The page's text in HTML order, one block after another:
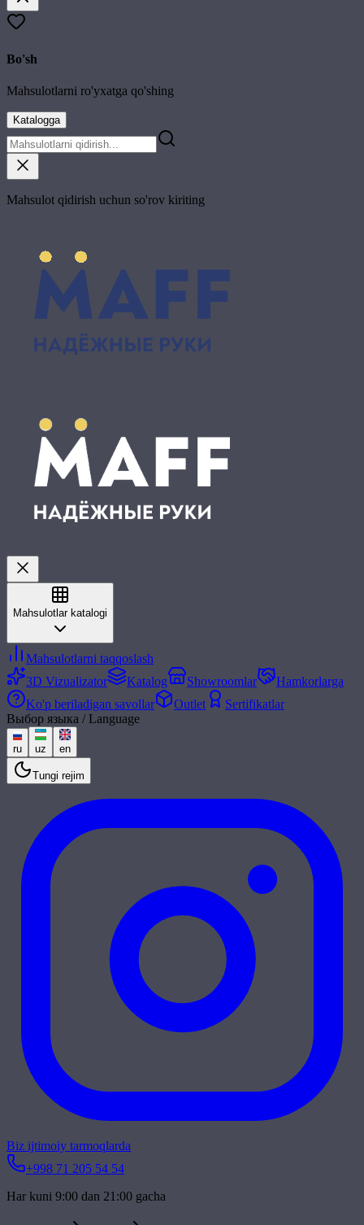
Bo'sh
Mahsulotlarni ro'yxatga qo'shing
Katalogga
Mahsulot qidirish uchun so'rov kiriting
Mahsulotlar katalogi
Mahsulotlarni taqqoslash
3D Vizualizator
Katalog Showroomlar
Hamkorlarga
Ko'p beriladigan savollar
Outlet
Sertifikatlar
Выбор языка / Language
ru uz en
Tungi rejim
Biz ijtimoiy tarmoqlarda
+998 71 205 54 54
Har kuni 9:00 dan 21:00 gacha